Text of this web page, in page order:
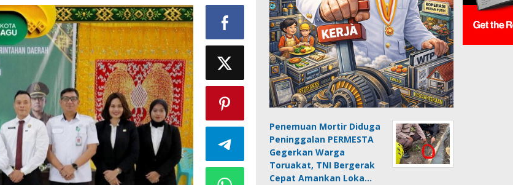
Penemuan Mortir Diduga
Peninggalan PERMESTA
Gegerkan Warga
Toruakat, TNI Bergerak
Cepat Amankan Loka…